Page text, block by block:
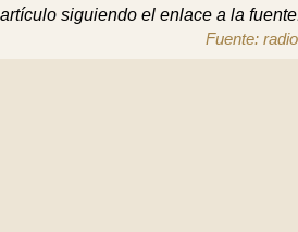
siguiendo el enlace a la
Fuente: